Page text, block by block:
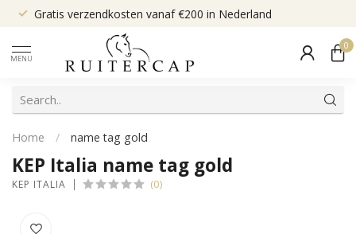
Gratis verzendkosten vanaf €200 in Nederland
MENU
0
Home / name tag gold
KEP Italia name tag gold
KEP ITALIA (0)